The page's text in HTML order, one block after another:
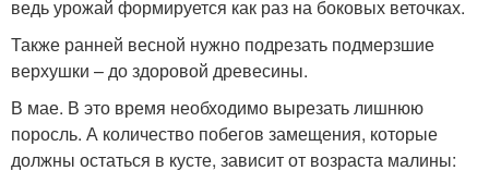
ведь урожай формируется как раз на боковых веточках.
Также ранней весной нужно подрезать подмерзшие
верхушки – до здоровой древесины.
В мае. В это время необходимо вырезать лишнюю
поросль. А количество побегов замещения, которые
должны остаться в кусте, зависит от возраста малины: